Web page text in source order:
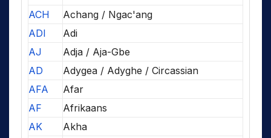
ACH
Achang / Ngac'ang
ADI
Adi
AJ
Adja / Aja-Gbe
AD
Adygea / Adyghe / Circassian
AFA
Afar
AF
Afrikaans
AK
Akha